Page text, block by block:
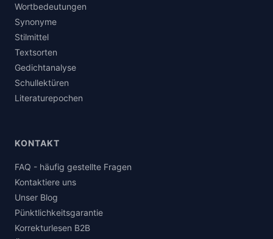
Wortbedeutungen
Synonyme
Stilmittel
Textsorten
Gedichtanalyse
Schullektüren
Literaturepochen
KONTAKT
FAQ - häufig gestellte Fragen
Kontaktiere uns
Unser Blog
Pünktlichkeitsgarantie
Korrekturlesen B2B